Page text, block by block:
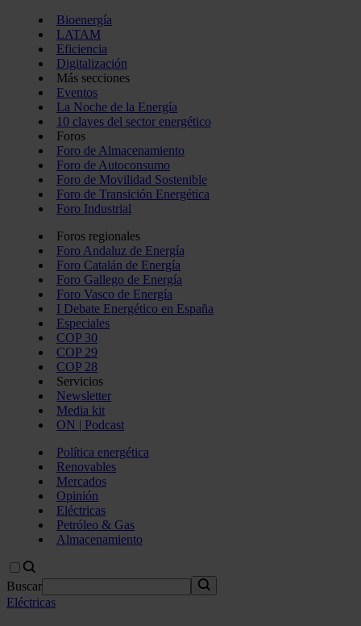
Bioenergía
LATAM
Eficiencia
Digitalización
Más secciones
Eventos
La Noche de la Energía
10 claves del sector energético
Foros
Foro de Almacenamiento
Foro de Autoconsumo
Foro de Movilidad Sostenible
Foro de Transición Energética
Foro Industrial
Foros regionales
Foro Andaluz de Energía
Foro Catalán de Energía
Foro Gallego de Energía
Foro Vasco de Energía
I Debate Energético en España
Especiales
COP 30
COP 29
COP 28
Servicios
Newsletter
Media kit
ON | Podcast
Política energética
Renovables
Mercados
Opinión
Eléctricas
Petróleo & Gas
Almacenamiento
Buscar
Eléctricas